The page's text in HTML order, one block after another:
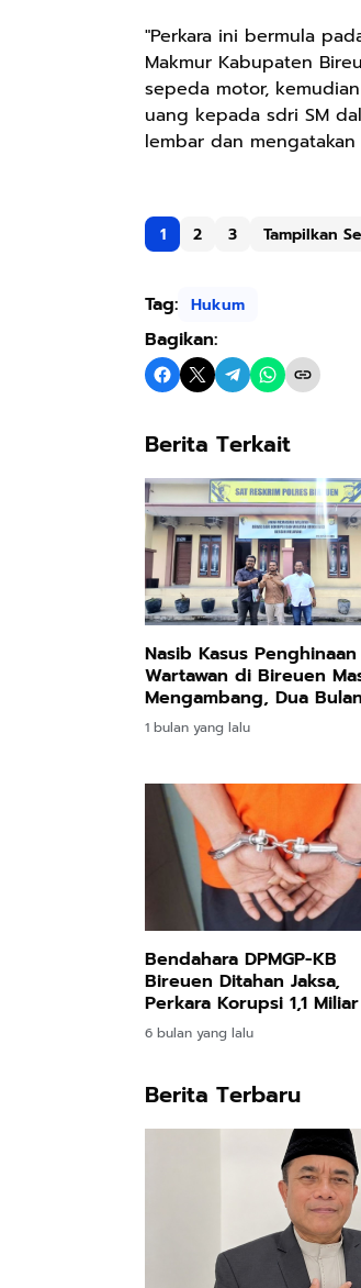
"Perkara ini bermula
Makmur Kabupaten
sepeda motor,
uang kepada sdri SM
lembar dan mengatakan
1 2 3 Tampilkan
Tag: Hukum
Bagikan:
Berita Terkait
Nasib Kasus Penghinaan
Wartawan di Bireuen
Mengambang, Dua Bulan
Belum Ada Kepastian
1 bulan yang lalu
Bendahara DPMGP-KB
Bireuen Ditahan Jaksa,
Perkara Korupsi 1,1 Miliar
6 bulan yang lalu
Berita Terbaru